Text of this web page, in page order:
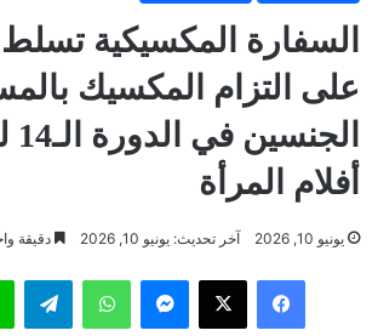
السفارة المكسيكية
على التزام المكسيك
أفلام المرأة
يونيو 10, 2026 آخر تحديث: يونيو 10, 2026 دقيقة
فيسبوك ‫X ماسنجر واتساب